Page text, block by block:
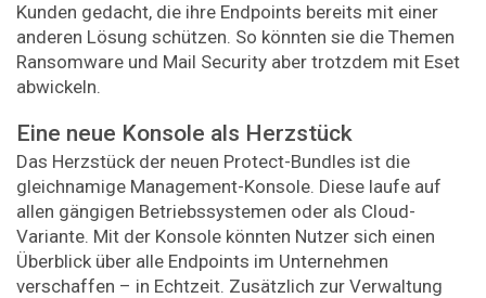
Kunden gedacht, die ihre Endpoints bereits mit einer
anderen Lösung schützen. So könnten sie die Themen
Ransomware und Mail Security aber trotzdem mit Eset
abwickeln.
Eine neue Konsole als Herzstück
Das Herzstück der neuen Protect-Bundles ist die
gleichnamige Management-Konsole. Diese laufe auf
allen gängigen Betriebssystemen oder als Cloud-
Variante. Mit der Konsole könnten Nutzer sich einen
Überblick über alle Endpoints im Unternehmen
verschaffen – in Echtzeit. Zusätzlich zur Verwaltung